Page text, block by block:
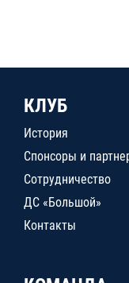
КЛУБ
История
Спонсоры и
Сотрудничество
ДС «Большой»
Контакты